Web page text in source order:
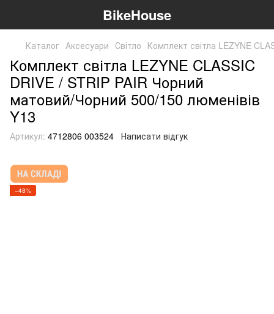
BikeHouse
Каталог Аксесуари Світло Комплект світла LEZYNE
Комплект світла LEZYNE CLASSIC
DRIVE / STRIP PAIR Чорний
матовий/Чорний 500/150 люменівів
Y13
Артикул: 4712806 003524 Написати відгук
−48%